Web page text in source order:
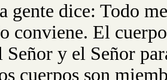
gente dice: Todo
conviene. El
Señor y el Señor
cuerpos son